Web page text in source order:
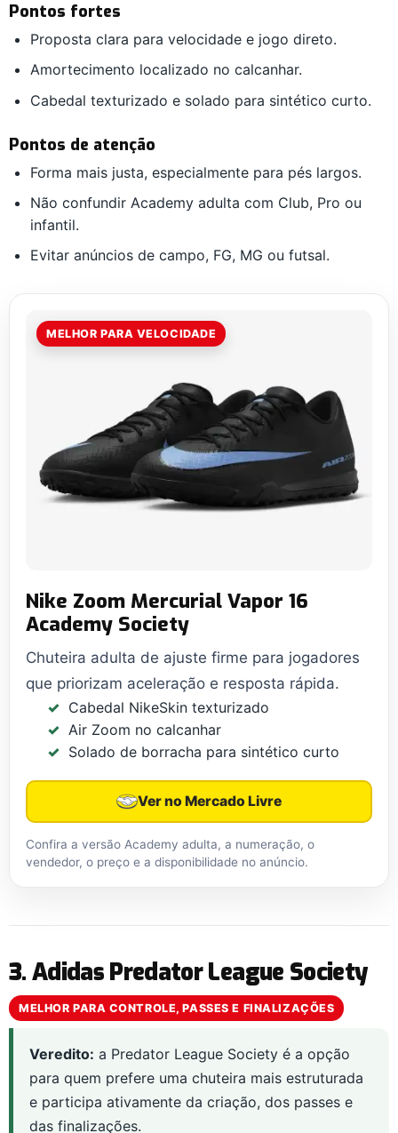
Pontos fortes
Proposta clara para velocidade e jogo direto.
Amortecimento localizado no calcanhar.
Cabedal texturizado e solado para sintético curto.
Pontos de atenção
Forma mais justa, especialmente para pés largos.
Não confundir Academy adulta com Club, Pro ou
infantil.
Evitar anúncios de campo, FG, MG ou futsal.
MELHOR PARA VELOCIDADE
Nike Zoom Mercurial Vapor 16
Academy Society
Chuteira adulta de ajuste firme para jogadores
que priorizam aceleração e resposta rápida.
Cabedal NikeSkin texturizado
Air Zoom no calcanhar
Solado de borracha para sintético curto
Ver no Mercado Livre
Confira a versão Academy adulta, a numeração, o
vendedor, o preço e a disponibilidade no anúncio.
3. Adidas Predator League Society
MELHOR PARA CONTROLE, PASSES E FINALIZAÇÕES
Veredito: a Predator League Society é a opção
para quem prefere uma chuteira mais estruturada
e participa ativamente da criação, dos passes e
das finalizações.